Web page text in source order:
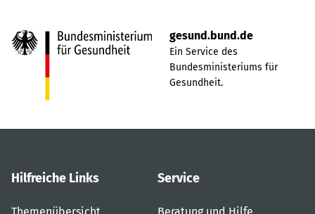
gesund.bund.de
Ein Service des
Bundesministeriums für
Gesundheit.
Hilfreiche Links Service